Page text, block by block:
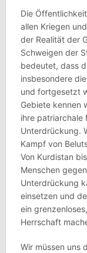
Die
allen Kriegen
der Realität der
Schweigen der
bedeutet, dass
insbesondere
und fortgesetzt
Gebiete kennen
ihre patriarchale
Unterdrückung.
Kampf von
Von Kurdistan
Menschen
Unterdrückung
einsetzen und
ein
Herrschaft
Wir müssen uns